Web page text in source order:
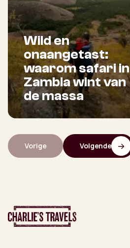
Wild en
onaangetast:
waarom safari in
Zambia wint van
de massa
Vorige Volgende